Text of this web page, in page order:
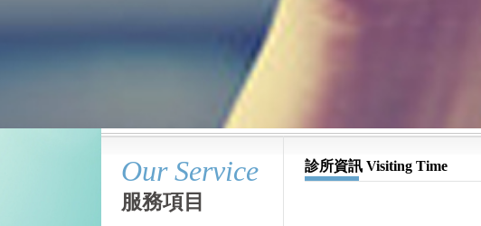
Our Service
服務項目
診所資訊 Visiting Time